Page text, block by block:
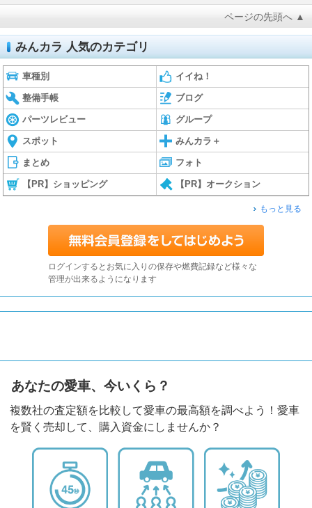
ページの先頭へ ▲
みんカラ 人気のカテゴリ
車種別 イイね！
整備手帳 ブログ
パーツレビュー グループ
スポット みんカラ＋
まとめ フォト
【PR】ショッピング 【PR】オークション
もっと見る
ログインするとお気に入りの保存や燃費記録など様々な
管理が出来るようになります
あなたの愛車、今いくら？
複数社の査定額を比較して愛車の最高額を調べよう！愛車
を賢く売却して、購入資金にしませんか？